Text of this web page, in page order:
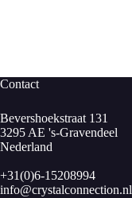
Contact
Bevershoekstraat 131
3295 AE 's-Gravendeel
Nederland
+31(0)6-15208994
info@crystalconnection.nl